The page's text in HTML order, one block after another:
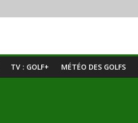
TV : GOLF+ MÉTÉO DES GOLFS